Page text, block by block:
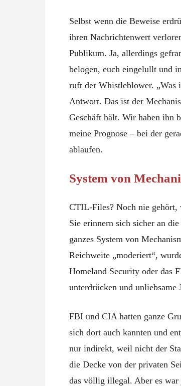
Selbst wenn die Beweise
ihren Nachrichtenwert
Publikum. Ja, allerdings
belogen, euch eingelullt und
ruft der Whistleblower. „Was
Antwort. Das ist der
Geschäft hält. Wir haben ihn
meine Prognose – bei der
ablaufen.
System von
CTIL-Files? Noch nie gehört,
Sie erinnern sich sicher an
ganzes System von
Reichweite „moderiert“,
Homeland Security oder das
unterdrücken und
FBI und CIA hatten ganze
sich dort auch kannten und
nur indirekt, weil nicht der
die Decke von der privaten
das völlig illegal. Aber es